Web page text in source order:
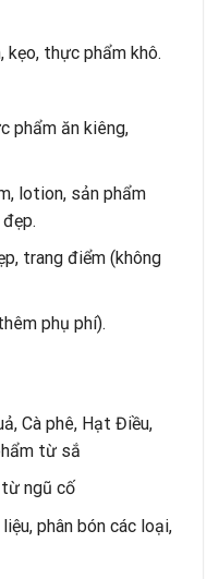
kẹo, thực phẩm khô.
phẩm ăn kiêng,
lotion, sản phẩm
trang điểm (không
phụ phí).
Cà phê, Hạt Điều,
từ sắ
từ ngũ cố
phân bón các loại,